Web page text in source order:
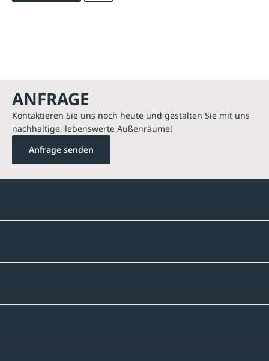
ANFRAGE
Kontaktieren Sie uns noch heute und gestalten Sie mit uns
nachhaltige, lebenswerte Außenräume!
Anfrage senden